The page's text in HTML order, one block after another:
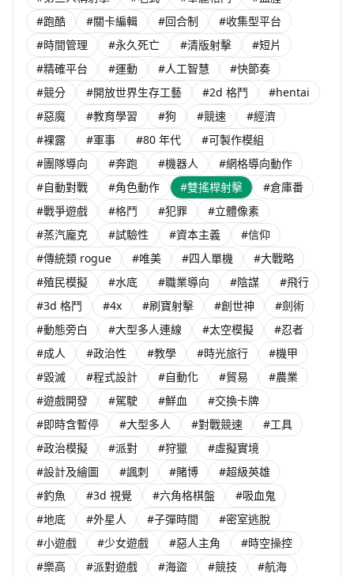
#跑酷
#關卡編輯 #回合制
#收集型平台
#時間管理
#永久死亡 #清版射擊
#短片
#精確平台
#運動 #人工智慧
#快節奏
#競分
#開放世界生存工藝 #2d 格鬥
#hentai
#惡魔
#教育學習 #狗 #競速
#經濟
#裸露
#軍事 #80 年代
#可製作模組
#團隊導向
#奔跑 #機器人
#網格導向動作
#自動對戰
#角色動作 #雙搖桿射擊
#倉庫番
#戰爭遊戲
#格鬥 #犯罪
#立體像素
#蒸汽龐克
#試驗性 #資本主義
#信仰
#傳統類 rogue
#唯美 #四人單機
#大戰略
#殖民模擬
#水底 #職業導向 #陰謀
#飛行
#3d 格鬥
#4x #刷寶射擊 #創世神
#劍術
#動態旁白
#大型多人連線 #太空模擬
#忍者
#成人
#政治性 #教學 #時光旅行
#機甲
#毀滅
#程式設計 #自動化 #貿易
#農業
#遊戲開發
#駕駛 #鮮血
#交換卡牌
#即時含暫停
#大型多人 #對戰競速
#工具
#政治模擬
#派對 #狩獵
#虛擬實境
#設計及繪圖
#諷刺 #賭博
#超級英雄
#釣魚
#3d 視覺 #六角格棋盤
#吸血鬼
#地底
#外星人 #子彈時間
#密室逃脫
#小遊戲
#少女遊戲 #惡人主角
#時空操控
#樂高
#派對遊戲 #海盜 #競技
#航海